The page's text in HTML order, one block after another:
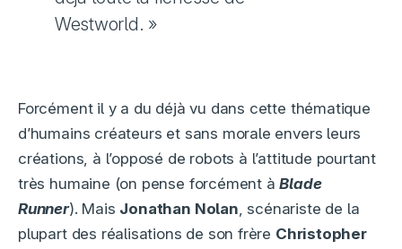
Westworld. »
Forcément il y a du déjà vu dans cette thématique
d’humains créateurs et sans morale envers leurs
créations, à l’opposé de robots à l’attitude pourtant
très humaine (on pense forcément àBlade
Runner). Mais Jonathan Nolan, scénariste de la
plupart des réalisations de son frère Christopher